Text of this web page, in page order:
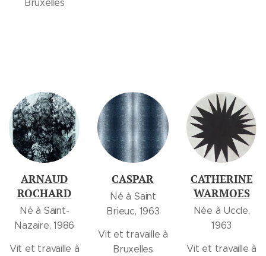
Bruxelles
ARNAUD
ROCHARD
Né à Saint-
Nazaire, 1986
Vit et travaille à
CASPAR
Né à Saint
Brieuc, 1963
Vit et travaille à
Bruxelles
CATHERINE
WARMOES
Née à Uccle,
1963
Vit et travaille à